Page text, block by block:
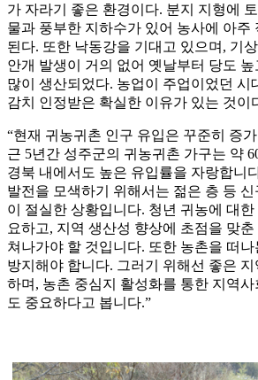
가 자라기 좋은 환경이다. 분지 지형에
물과 풍부한 지하수가 있어 농사에 아주
된다. 또한 낙동강을 기대고 있으며, 기
안개 발생이 거의 없어 옛날부터 당도
많이 생산되었다. 농업이 주업이었던 시
감치 인정받은 확실한 이유가 있는 것이
“현재 귀농귀촌 인구 유입은 꾸준히 증
근 5년간 성주군의 귀농귀촌 가구는 약
경북 내에서도 높은 유입률을 자랑합니
발전을 모색하기 위해서는 젊은 층 등
이 절실한 상황입니다. 청년 귀농에 대
요하고, 지역 생산성 향상에 초점을 맞
쳐나가야 할 것입니다. 또한 농촌을 떠
방지해야 합니다. 그러기 위해선 좋은
하며, 농촌 중심지 활성화를 통한 지역
도 중요하다고 봅니다.”